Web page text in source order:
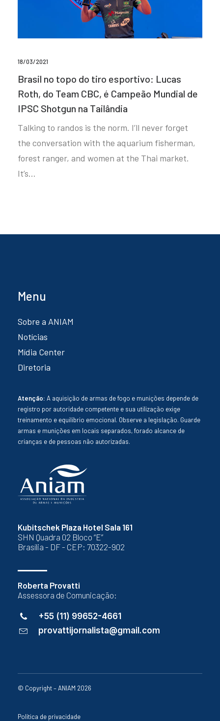
18/03/2021
Brasil no topo do tiro esportivo: Lucas
Roth, do Team CBC, é Campeão Mundial de
IPSC Shotgun na Tailândia
Talking to randos is the norm. I’ll never forget
the conversation with the aquarium fisherman,
forest ranger, and women at the Thai market.
It’s…
Kubitschek Plaza Hotel Sala 161
SHN Quadra 02 Bloco “E”
Brasília - DF - CEP: 70322-902
Roberta Provatti
Assessora de Comunicação:
+55 (11) 99652-4661
provattijornalista@gmail.com
Menu
Sobre a ANIAM
Notícias
Mídia Center
Diretoria
Atenção: A aquisição de armas de fogo e munições depende de
registro por autoridade competente e sua utilização exige
treinamento e equilíbrio emocional. Observe a legislação. Guarde
armas e munições em locais separados, forado alcance de
crianças e de pessoas não autorizadas.
© Copyright – ANIAM 2026
Política de privacidade